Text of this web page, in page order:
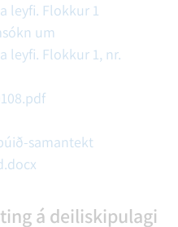
leyfi. Flokkur 1
um
leyfi. Flokkur 1, nr.
samantekt
á deiliskipulagi